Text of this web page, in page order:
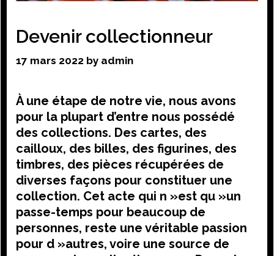
Devenir collectionneur
17 mars 2022 by admin
À une étape de notre vie, nous avons
pour la plupart d’entre nous possédé
des collections. Des cartes, des
cailloux, des billes, des figurines, des
timbres, des pièces récupérées de
diverses façons pour constituer une
collection. Cet acte qui n »est qu »un
passe-temps pour beaucoup de
personnes, reste une véritable passion
pour d »autres, voire une source de